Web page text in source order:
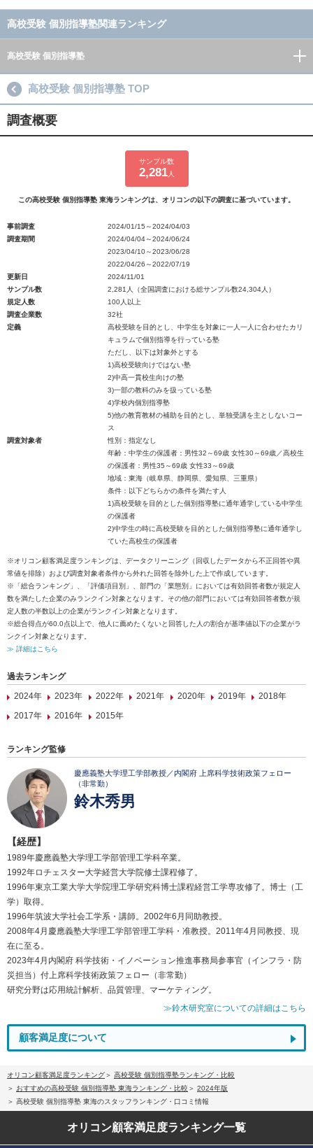
高校受験 個別指導塾関連ランキング
高校受験 個別指導塾
高校受験 個別指導塾 TOP
調査概要
サンプル数
2,281人
この高校受験 個別指導塾 東海ランキングは、オリコンの以下の調査に基づいています。
事前調査
2024/01/15～2024/04/03
調査期間
2024/04/04～2024/06/24
2023/04/10～2023/06/28
2022/04/26～2022/07/19
更新日
2024/11/01
サンプル数
2,281人（全国調査における総サンプル数24,304人）
規定人数
100人以上
調査企業数
32社
定義
高校受験を目的とし、中学生を対象に一人一人に合わせたカリ
キュラムで個別指導を行っている塾
ただし、以下は対象外とする
1)高校受験向けではない塾
2)中高一貫校生向けの塾
3)一部の教科のみを扱っている塾
4)学校内個別指導塾
5)他の教育教材の補助を目的とし、単独受講を主としないコー
ス
調査対象者
性別：指定なし
年齢：中学生の保護者：男性32～69歳 女性30～69歳／高校生
の保護者：男性35～69歳 女性33～69歳
地域：東海（岐阜県、静岡県、愛知県、三重県）
条件：以下どちらかの条件を満たす人
1)高校受験を目的とした個別指導塾に通年通学している中学生
の保護者
2)中学生の時に高校受験を目的とした個別指導塾に通年通学し
ていた高校生の保護者
※オリコン顧客満足度ランキングは、データクリーニング（回収したデータから不正回答や異
常値を排除）および調査対象者条件から外れた回答を除外した上で作成しています。
※「総合ランキング」、「評価項目別」、部門の「業態別」においては有効回答者数が規定人
数を満たした企業のみランクイン対象となります。その他の部門においては有効回答者数が規
定人数の半数以上の企業がランクイン対象となります。
※総合得点が60.0点以上で、他人に薦めたくないと回答した人の割合が基準値以下の企業がラ
ンクイン対象となります。
≫ 詳細はこちら
過去ランキング
2024年
2023年 2022年 2021年 2020年 2019年
2018年
2017年
2016年 2015年
ランキング監修
慶應義塾大学理工学部教授／内閣府 上席科学技術政策フェロー
（非常勤）
鈴木秀男
【経歴】
1989年慶應義塾大学理工学部管理工学科卒業。
1992年ロチェスター大学経営大学院修士課程修了。
1996年東京工業大学大学院理工学研究科博士課程経営工学専攻修了。博士（工
学）取得。
1996年筑波大学社会工学系・講師。2002年6月同助教授。
2008年4月慶應義塾大学理工学部管理工学科・准教授。2011年4月同教授、現
在に至る。
2023年4月内閣府 科学技術・イノベーション推進事務局参事官（インフラ・防
災担当）付上席科学技術政策フェロー（非常勤）
研究分野は応用統計解析、品質管理、マーケティング。
≫鈴木研究室についての詳細はこちら
顧客満足度について
オリコン顧客満足度ランキング
高校受験 個別指導塾ランキング・比較
おすすめの高校受験 個別指導塾 東海ランキング・比較
2024年版
高校受験 個別指導塾 東海のスタッフランキング・口コミ情報
オリコン顧客満足度ランキング一覧